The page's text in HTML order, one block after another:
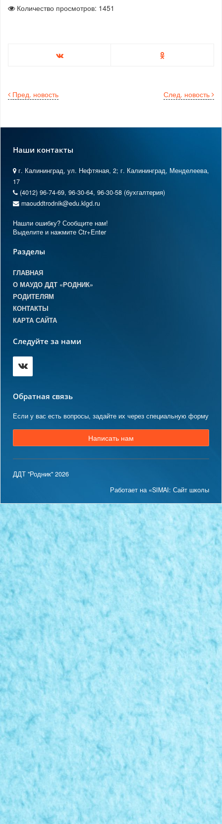
Количество просмотров: 1451
След. новость
Пред. новость
Наши контакты
г. Калининград, ул. Нефтяная, 2; г. Калининград, Менделеева,
17
(4012) 96-74-69, 96-30-64, 96-30-58 (бухгалтерия)
maouddtrodnik@edu.klgd.ru
Нашли ошибку? Сообщите нам!
Выделите и нажмите Ctr+Enter
Разделы
ГЛАВНАЯ
О МАУДО ДДТ «РОДНИК»
РОДИТЕЛЯМ
КОНТАКТЫ
КАРТА САЙТА
Следуйте за нами
Обратная связь
Если у вас есть вопросы, задайте их через специальную форму
Написать нам
ДДТ "Родник" 2026
Работает на «SIMAI: Сайт школы